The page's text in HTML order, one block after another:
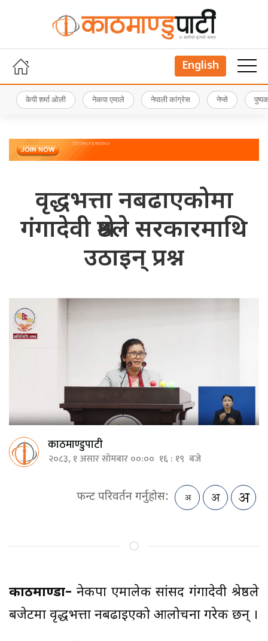
English
केपी शर्मा ओली नेकपा एमाले नेपाली कांग्रेस नेप्से
वृद्धभत्ता नबढाएकोमा
गंगादेवी श्रेष्ठले सरकारमाथि
उठाइन् प्रश्न
काठमाण्डुपाटी
२०८३, १ असार सोमबार ००:०० १६ : १९ बजे
फन्ट परिवर्तन गर्नुहोस:
काठमाण्डौं– नेकपा एमालेकी सांसद गंगादेवी श्रेष्ठले
बजेटमा वृद्धभत्ता नबढाइएको आलोचना गरेकी छन् ।